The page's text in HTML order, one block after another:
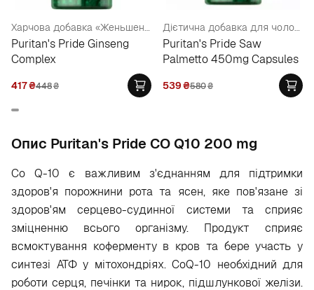
Харчова добавка «Женьшень комплекс»
Puritan's Pride Ginseng
Complex
417₴448₴
Дієтична добавка для чоловіків
Puritan's Pride Saw
Palmetto 450mg Capsules
539₴580₴
Опис Puritan's Pride CO Q10 200 mg
Co Q-10 є важливим з'єднанням для підтримки
здоров'я порожнини рота та ясен, яке пов'язане зі
здоров'ям серцево-судинної системи та сприяє
зміцненню всього організму. Продукт сприяє
всмоктування коферменту в кров та бере участь у
синтезі АТФ у мітохондріях. CoQ-10 необхідний для
роботи серця, печінки та нирок, підшлункової желізи.